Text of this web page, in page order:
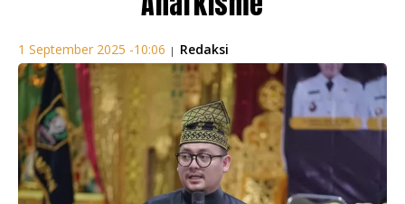
1 September 2025 -10:06 | Redaksi